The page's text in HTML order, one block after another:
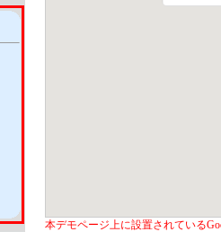
本デモページ上に設置されている